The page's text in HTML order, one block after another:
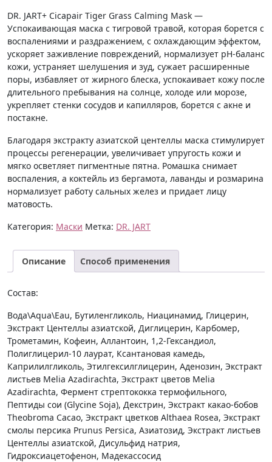
DR. JART+ Cicapair Tiger Grass Calming Mask —
Успокаивающая маска с тигровой травой, которая борется с
воспалениями и раздражением, с охлаждающим эффектом,
ускоряет заживление повреждений, нормализует рН-баланс
кожи, устраняет шелушения и зуд, сужает расширенные
поры, избавляет от жирного блеска, успокаивает кожу после
длительного пребывания на солнце, холоде или морозе,
укрепляет стенки сосудов и капилляров, борется с акне и
постакне.
Благодаря экстракту азиатской центеллы маска стимулирует
процессы регенерации, увеличивает упругость кожи и
мягко осветляет пигментные пятна. Ромашка снимает
воспаления, а коктейль из бергамота, лаванды и розмарина
нормализует работу сальных желез и придает лицу
матовость.
Категория: Маски Метка: DR. JART
Описание Способ применения
Состав:
Вода\Aqua\Eau, Бутиленгликоль, Ниацинамид, Глицерин,
Экстракт Центеллы азиатской, Диглицерин, Карбомер,
Трометамин, Кофеин, Аллантоин, 1,2-Гександиол,
Полиглицерил-10 лаурат, Ксантановая камедь,
Каприлилгликоль, Этилгексилглицерин, Аденозин, Экстракт
листьев Melia Azadirachta, Экстракт цветов Melia
Azadirachta, Фермент стрептококка термофильного,
Пептиды сои (Glycine Soja), Декстрин, Экстракт какао-бобов
Theobroma Cacao, Экстракт цветков Althaea Rosea, Экстракт
смолы персика Prunus Persica, Азиатозид, Экстракт листьев
Центеллы азиатской, Дисульфид натрия,
Гидроксиацетофенон, Мадекассосид